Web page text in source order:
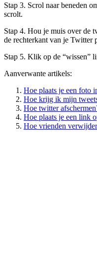
Stap 3. Scrol naar beneden
scrolt.
Stap 4. Hou je muis over de
de rechterkant van je Twitter
Stap 5. Klik op de “wissen”
Aanverwante artikels:
Hoe plaats je een foto
Hoe krijg ik mijn
Hoe twitter
Hoe plaats je een link
Hoe vrienden